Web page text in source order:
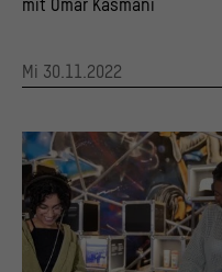
mit Omar Kasmani
Mi 30.11.2022